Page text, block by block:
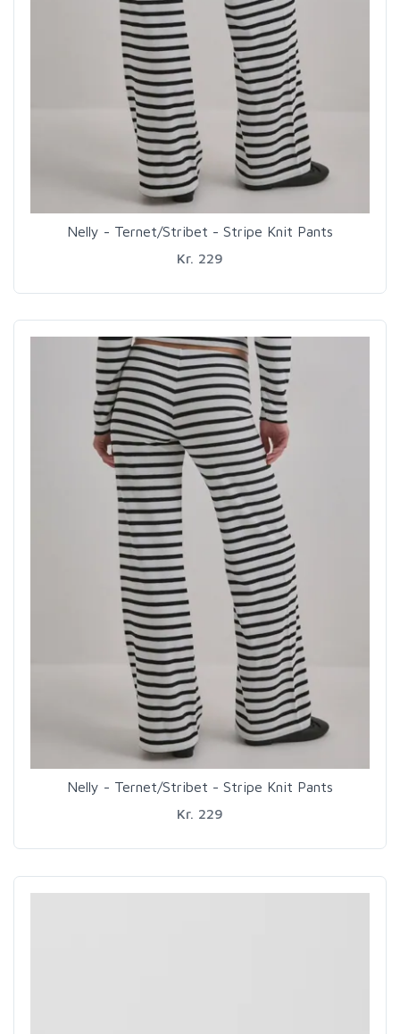
Nelly - Ternet/Stribet - Stripe Knit Pants
Kr. 229
Nelly - Ternet/Stribet - Stripe Knit Pants
Kr. 229